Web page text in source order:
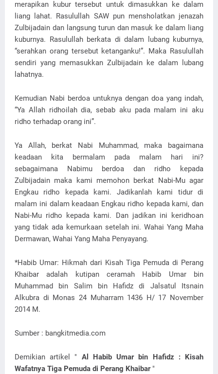
merapikan kubur tersebut untuk dimasukkan ke dalam
liang lahat. Rasulullah SAW pun mensholatkan jenazah
Zulbijadain dan langsung turun dan masuk ke dalam liang
kuburnya. Rasulullah berkata di dalam lubang kuburnya,
“serahkan orang tersebut ketanganku!”. Maka Rasulullah
sendiri yang memasukkan Zulbijadain ke dalam lubang
lahatnya.
Kemudian Nabi berdoa untuknya dengan doa yang indah,
“Ya Allah ridhoilah dia, sebab aku pada malam ini aku
ridho terhadap orang ini”.
Ya Allah, berkat Nabi Muhammad, maka bagaimana
keadaan kita bermalam pada malam hari ini?
sebagaimana Nabimu berdoa dan ridho kepada
Zulbijadain maka kami memohon berkat Nabi-Mu agar
Engkau ridho kepada kami. Jadikanlah kami tidur di
malam ini dalam keadaan Engkau ridho kepada kami, dan
Nabi-Mu ridho kepada kami. Dan jadikan ini keridhoan
yang tidak ada kemurkaan setelah ini. Wahai Yang Maha
Dermawan, Wahai Yang Maha Penyayang.
*Habib Umar: Hikmah dari Kisah Tiga Pemuda di Perang
Khaibar adalah kutipan ceramah Habib Umar bin
Muhammad bin Salim bin Hafidz di Jalsatul Itsnain
Alkubra di Monas 24 Muharram 1436 H/ 17 November
2014 M.
Sumber : bangkitmedia.com
Demikian artikel " Al Habib Umar bin Hafidz : Kisah
Wafatnya Tiga Pemuda di Perang Khaibar"